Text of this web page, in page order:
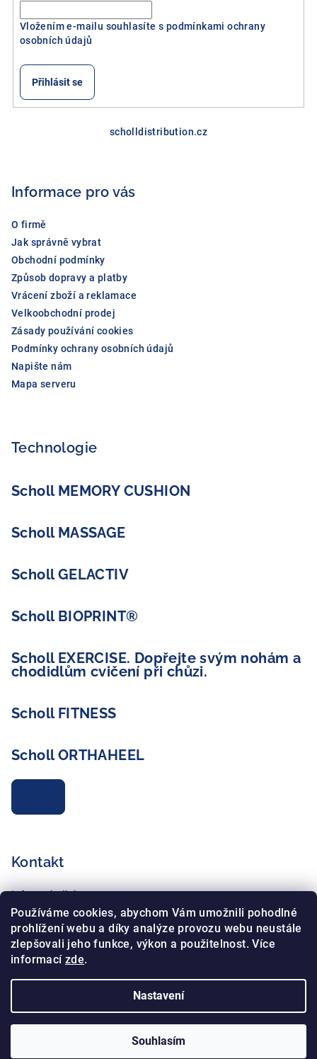
Používáme cookies, abychom Vám umožnili pohodlné
prohlížení webu a díky analýze provozu webu neustále
zlepšovali jeho funkce, výkon a použitelnost. Více
informacízde.
Nastavení
Souhlasím
Vložením e-mailu souhlasíte s podmínkami ochrany
osobních údajů
Přihlásit se
scholldistribution.cz
Informace pro vás
O firmě
Jak správně vybrat
Obchodní podmínky
Způsob dopravy a platby
Vrácení zboží a reklamace
Velkoobchodní prodej
Zásady používání cookies
Podmínky ochrany osobních údajů
Napište nám
Mapa serveru
Technologie
Scholl MEMORY CUSHION
Scholl MASSAGE
Scholl GELACTIV
Scholl BIOPRINT®
Scholl EXERCISE. Dopřejte svým nohám a
chodidlům cvičení při chůzi.
Scholl FITNESS
Scholl ORTHAHEEL
Kontakt
info@schollshop.cz
+420 725 172 135
+420 734 765 321